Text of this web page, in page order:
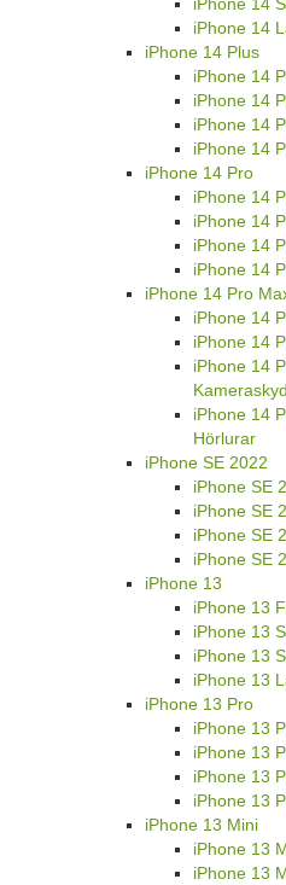
iPhone 14
iPhone 14
iPhone 14 Plus
iPhone 14
iPhone 14
iPhone 14
iPhone 14
iPhone 14 Pro
iPhone 14
iPhone 14
iPhone 14
iPhone 14
iPhone 14 Pro
iPhone 14
iPhone 14
iPhone 14
iPhone 14
Hörlurar
iPhone SE 2022
iPhone SE
iPhone SE
iPhone SE
iPhone SE
iPhone 13
iPhone 13
iPhone 13
iPhone 13
iPhone 13
iPhone 13 Pro
iPhone 13
iPhone 13
iPhone 13
iPhone 13
iPhone 13 Mini
iPhone 13
iPhone 13